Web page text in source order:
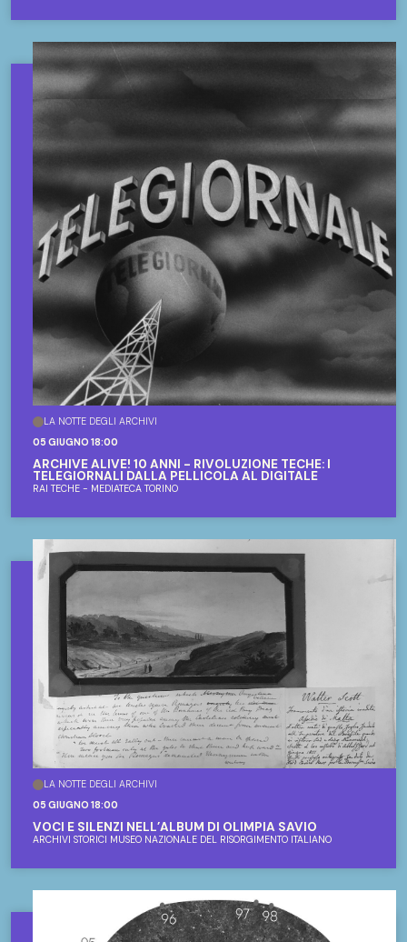
LA NOTTE DEGLI ARCHIVI
05 GIUGNO 18:00
ARCHIVE ALIVE! 10 ANNI - RIVOLUZIONE TECHE: I
TELEGIORNALI DALLA PELLICOLA AL DIGITALE
RAI TECHE - MEDIATECA TORINO
LA NOTTE DEGLI ARCHIVI
05 GIUGNO 18:00
VOCI E SILENZI NELL’ALBUM DI OLIMPIA SAVIO
ARCHIVI STORICI MUSEO NAZIONALE DEL RISORGIMENTO ITALIANO